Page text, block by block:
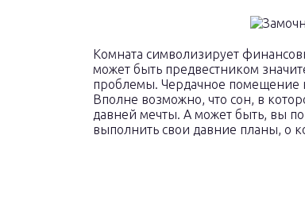
Комната символизирует
может быть предвестником
проблемы. Чердачное помещение
Вполне возможно, что сон, в
давней мечты. А может быть, вы
выполнить свои давние планы, о